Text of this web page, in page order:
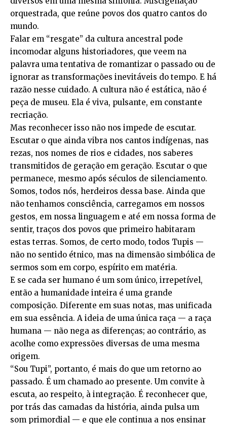
orquestrada, que reúne povos dos quatro cantos do
mundo.
Falar em “resgate” da cultura ancestral pode
incomodar alguns historiadores, que veem na
palavra uma tentativa de romantizar o passado ou de
ignorar as transformações inevitáveis do tempo. E há
razão nesse cuidado. A cultura não é estática, não é
peça de museu. Ela é viva, pulsante, em constante
recriação.
Mas reconhecer isso não nos impede de escutar.
Escutar o que ainda vibra nos cantos indígenas, nas
rezas, nos nomes de rios e cidades, nos saberes
transmitidos de geração em geração. Escutar o que
permanece, mesmo após séculos de silenciamento.
Somos, todos nós, herdeiros dessa base. Ainda que
não tenhamos consciência, carregamos em nossos
gestos, em nossa linguagem e até em nossa forma de
sentir, traços dos povos que primeiro habitaram
estas terras. Somos, de certo modo, todos Tupis —
não no sentido étnico, mas na dimensão simbólica de
sermos som em corpo, espírito em matéria.
E se cada ser humano é um som único, irrepetível,
então a humanidade inteira é uma grande
composição. Diferente em suas notas, mas unificada
em sua essência. A ideia de uma única raça — a raça
humana — não nega as diferenças; ao contrário, as
acolhe como expressões diversas de uma mesma
origem.
“Sou Tupi”, portanto, é mais do que um retorno ao
passado. É um chamado ao presente. Um convite à
escuta, ao respeito, à integração. É reconhecer que,
por trás das camadas da história, ainda pulsa um
som primordial — e que ele continua a nos ensinar